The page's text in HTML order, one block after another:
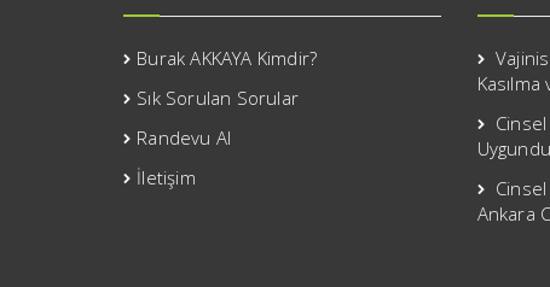
Burak AKKAYA Kimdir?
Sık Sorulan Sorular
Randevu Al
İletişim
Ankara